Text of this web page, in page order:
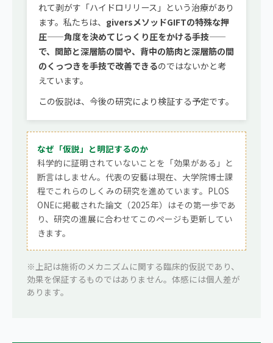
れて剥がす「ハイドロリリース」という治療があり
ます。私たちは、 giversメソッドGIFTの特殊な押
圧——角度を決めてじっくり圧をかける手技——
で、関節と深層筋の間や、背中の筋肉と深層筋の間
のくっつきを手技で改善できるのではないかと考
えています。
この仮説は、今後の研究により検証する予定です。
なぜ「仮説」と明記するのか
科学的に証明されていないことを「効果がある」と
断言はしません。代表の安藝は現在、大学院博士課
程でこれらのしくみの研究を進めています。PLOS
ONEに掲載された論文（2025年）はその第一歩であ
り、研究の進展に合わせてこのページも更新してい
きます。
※上記は施術のメカニズムに関する臨床的仮説であり、
効果を保証するものではありません。体感には個人差が
あります。